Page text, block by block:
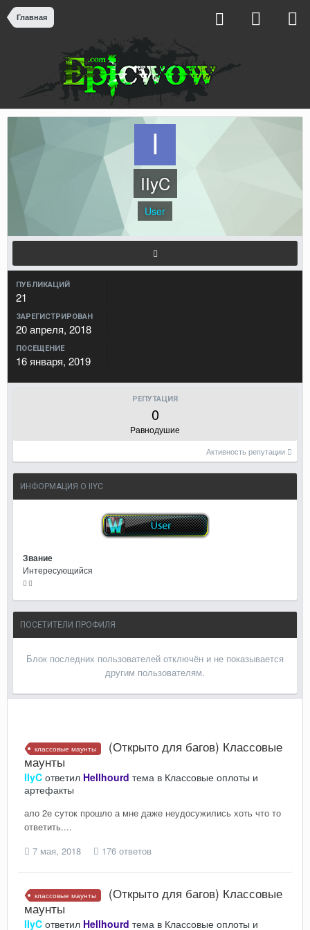
Главная
IIyC
User
ПУБЛИКАЦИЙ
21
ЗАРЕГИСТРИРОВАН
20 апреля, 2018
ПОСЕЩЕНИЕ
16 января, 2019
РЕПУТАЦИЯ
0
Равнодушие
Активность репутации
ИНФОРМАЦИЯ О IIYC
Звание
Интересующийся
ПОСЕТИТЕЛИ ПРОФИЛЯ
Блок последних пользователей отключён и не показывается
другим пользователям.
классовые маунты
(Открыто для багов) Классовые
маунты
IIyC ответил Hellhourd тема в Классовые оплоты и
артефакты
ало 2е суток прошло а мне даже неудосужились хоть что то
ответить....
7 мая, 2018
176 ответов
классовые маунты
(Открыто для багов) Классовые
маунты
IIyC ответил Hellhourd тема в Классовые оплоты и